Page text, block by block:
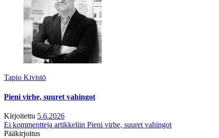
Tapio Kivistö
Pieni virhe, suuret vahingot
Kirjoitettu 5.6.2026
Ei kommentteja artikkeliin Pieni virhe, suuret vahingot
Pääkirjoitus